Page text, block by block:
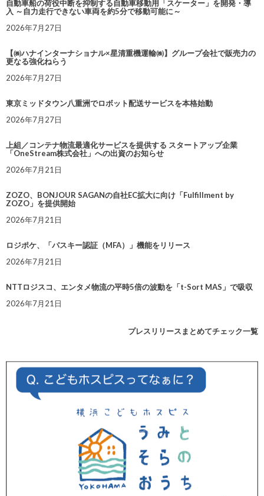
自動車船の荷役中断を抑制する自動車移動用「スケーター」を開発・導
入 ～自力走行できない車両を約5分で移動可能に～
2026年7月27日
【㈱ハナインターナショナル×星清重機運輸㈱】グループ会社で販売力の
更なる強化ねらう
2026年7月27日
東京ミッドタウン八重洲でロボット配送サービスを本格始動
2026年7月27日
上組／コンテナ物流最適化サービスを提供する スタートアップ企業
「OneStream株式会社」への出資のお知らせ
2026年7月21日
ZOZO、BONJOUR SAGANの自社EC拡大に向け「Fulfillment by
ZOZO」を提供開始
2026年7月21日
ロジポケ、「パスキー認証（MFA）」機能をリリース
2026年7月21日
NTTロジスコ、エンタメ物流の平時5倍の波動を「t-Sort MAS」で吸収
2026年7月21日
プレスリリースまとめてチェック一覧